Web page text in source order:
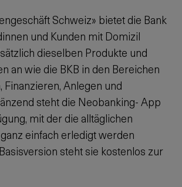
Schweiz» bietet die Bank
und Kunden mit Domizil
dieselben Produkte und
an wie die BKB in den Bereichen
Finanzieren, Anlegen und
steht die Neobanking- App
mit der die alltäglichen
einfach erledigt werden
steht sie kostenlos zur